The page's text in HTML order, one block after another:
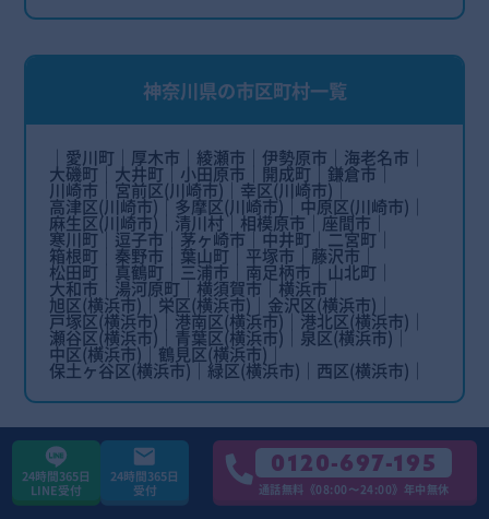
神奈川県の市区町村一覧
愛川町 厚木市 綾瀬市 伊勢原市 海老名市
大磯町 大井町 小田原市 開成町 鎌倉市
川崎市 宮前区(川崎市) 幸区(川崎市)
高津区(川崎市) 多摩区(川崎市) 中原区(川崎市)
麻生区(川崎市) 清川村 相模原市 座間市
寒川町 逗子市 茅ヶ崎市 中井町 二宮町
箱根町 秦野市 葉山町 平塚市 藤沢市
松田町 真鶴町 三浦市 南足柄市 山北町
大和市 湯河原町 横須賀市 横浜市
旭区(横浜市) 栄区(横浜市) 金沢区(横浜市)
戸塚区(横浜市) 港南区(横浜市) 港北区(横浜市)
瀬谷区(横浜市) 青葉区(横浜市) 泉区(横浜市)
中区(横浜市) 鶴見区(横浜市)
保土ヶ谷区(横浜市) 緑区(横浜市) 西区(横浜市)
埼玉県の市区町村一覧
24時間365日
LINE受付
24時間365日
受付
0120-697-195
通話無料《08:00〜24:00》年中無休